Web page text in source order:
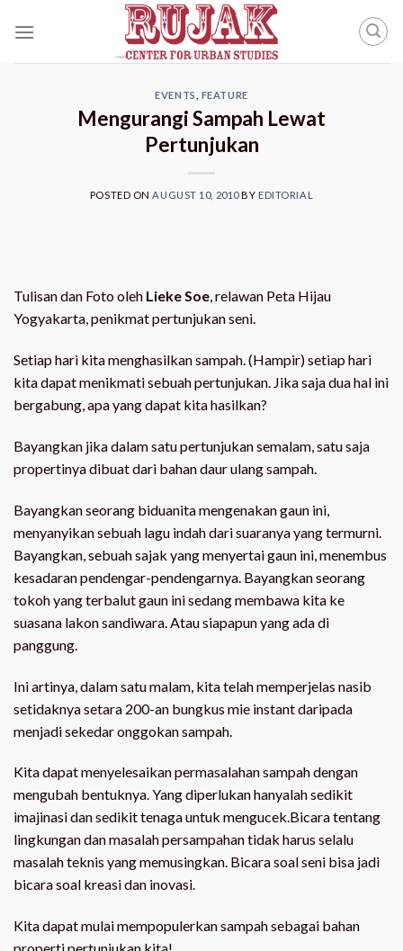
EVENTS FEATURE
Mengurangi Sampah Lewat
Pertunjukan
POSTED ON AUGUST 10, 2010BY EDITORIAL
Tulisan dan Foto oleh Lieke Soe, relawan Peta Hijau
Yogyakarta, penikmat pertunjukan seni.
Setiap hari kita menghasilkan sampah. (Hampir) setiap hari
kita dapat menikmati sebuah pertunjukan. Jika saja dua hal ini
bergabung, apa yang dapat kita hasilkan?
Bayangkan jika dalam satu pertunjukan semalam, satu saja
propertinya dibuat dari bahan daur ulang sampah.
Bayangkan seorang biduanita mengenakan gaun ini,
menyanyikan sebuah lagu indah dari suaranya yang termurni.
Bayangkan, sebuah sajak yang menyertai gaun ini, menembus
kesadaran pendengar-pendengarnya. Bayangkan seorang
tokoh yang terbalut gaun ini sedang membawa kita ke
suasana lakon sandiwara. Atau siapapun yang ada di
panggung.
Ini artinya, dalam satu malam, kita telah memperjelas nasib
setidaknya setara 200-an bungkus mie instant daripada
menjadi sekedar onggokan sampah.
Kita dapat menyelesaikan permasalahan sampah dengan
mengubah bentuknya. Yang diperlukan hanyalah sedikit
imajinasi dan sedikit tenaga untuk mengucek.Bicara tentang
lingkungan dan masalah persampahan tidak harus selalu
masalah teknis yang memusingkan. Bicara soal seni bisa jadi
bicara soal kreasi dan inovasi.
Kita dapat mulai mempopulerkan sampah sebagai bahan